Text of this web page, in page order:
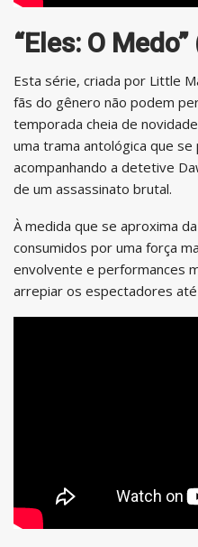
“Eles: O
Esta série, criada por Little
fãs do gênero não podem
temporada cheia de
uma trama antológica que se
acompanhando a detetive
de um assassinato brutal.
À medida que se aproxima
consumidos por uma força
envolvente e performances
arrepiar os espectadores até